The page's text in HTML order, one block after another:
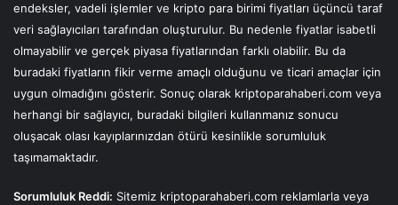
endeksler, vadeli işlemler ve kripto para birimi fiyatları üçüncü taraf
veri sağlayıcıları tarafından oluşturulur. Bu nedenle fiyatlar isabetli
olmayabilir ve gerçek piyasa fiyatlarından farklı olabilir. Bu da
buradaki fiyatların fikir verme amaçlı olduğunu ve ticari amaçlar için
uygun olmadığını gösterir. Sonuç olarak kriptoparahaberi.com veya
herhangi bir sağlayıcı, buradaki bilgileri kullanmanız sonucu
oluşacak olası kayıplarınızdan ötürü kesinlikle sorumluluk
taşımamaktadır.
Sorumluluk Reddi: Sitemiz kriptoparahaberi.com reklamlarla veya